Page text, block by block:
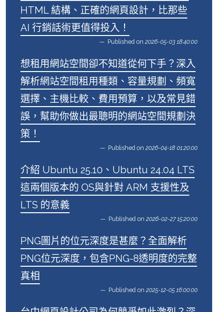
HTML 結構、正確的網頁設計，比那些
AI 行銷話術更值得投入！
Published on 2026-05-03 18:40:00
想租用網站空間卻不知道從何下手？深入
解析網站空間租用種類、容量規劃、頻寬
選擇、主機比較、費用預算，以及常見錯
誤，幫助你做出最聰明的網站空間規劃決
策！
Published on 2026-04-18 01:20:00
介紹 Ubuntu 25.10、Ubuntu 24.04 LTS
這兩個版本的 OS與針對 ARM 支援性及
LTS 的意義
Published on 2026-02-27 15:20:00
PNG圖片的位元深度是甚麼？全面解析
PNG位元深度，包含PNG-8透明度的完整
真相
Published on 2025-12-05 16:00:00